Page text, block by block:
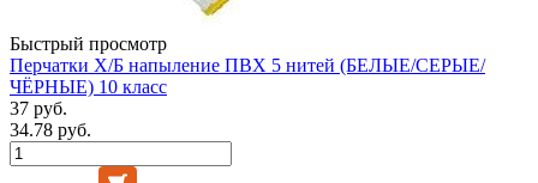
Быстрый просмотр
Перчатки Х/Б напыление ПВХ 5 нитей (БЕЛЫЕ/СЕРЫЕ/
ЧЁРНЫЕ) 10 класс
37 руб.
34.78 руб.